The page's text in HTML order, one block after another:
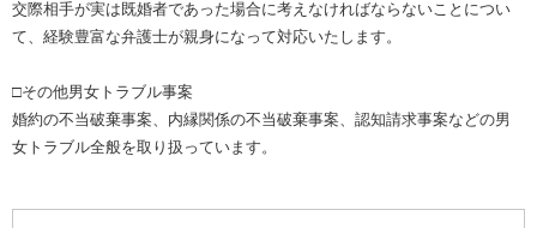
交際相手が実は既婚者であった場合に考えなければならないことについ
て、経験豊富な弁護士が親身になって対応いたします。
□その他男女トラブル事案
婚約の不当破棄事案、内縁関係の不当破棄事案、認知請求事案などの男
女トラブル全般を取り扱っています。